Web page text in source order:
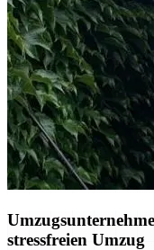
stressfreien Umzug